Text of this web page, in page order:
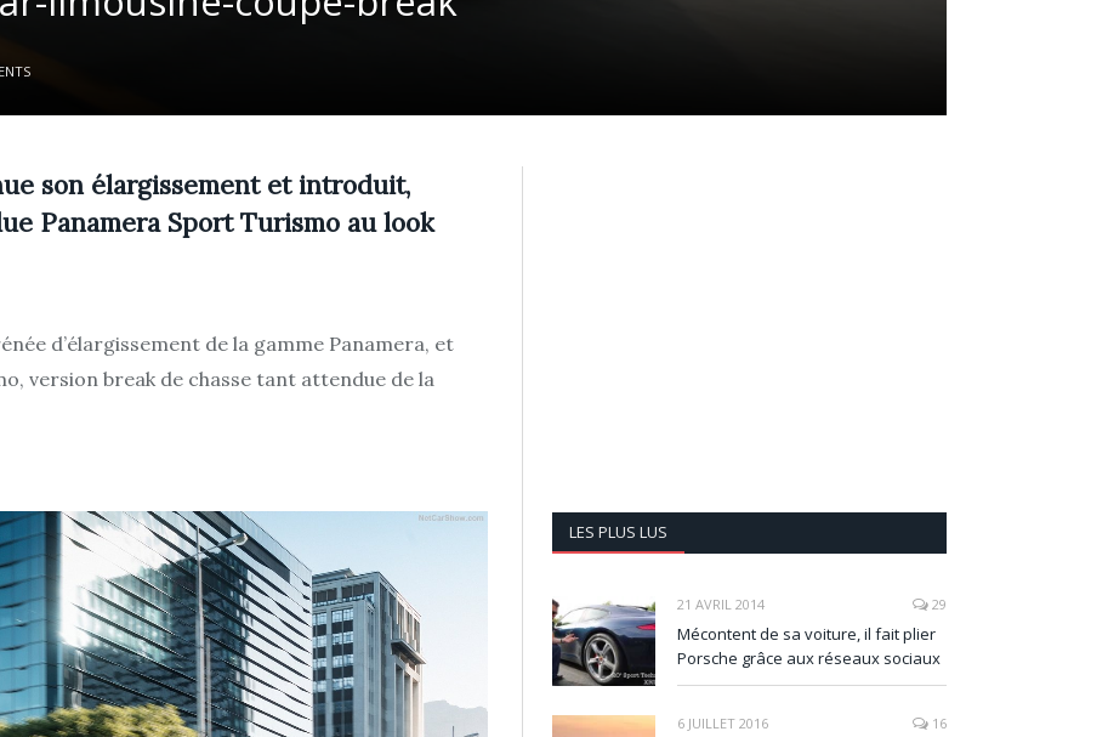
son élargissement et introduit,
Panamera Sport Turismo au look
d’élargissement de la gamme Panamera, et
version break de chasse tant attendue de la
LES PLUS LUS
21 AVRIL 2014 29
Mécontent de sa voiture, il fait plier
Porsche grâce aux réseaux sociaux
6 JUILLET 2016 16